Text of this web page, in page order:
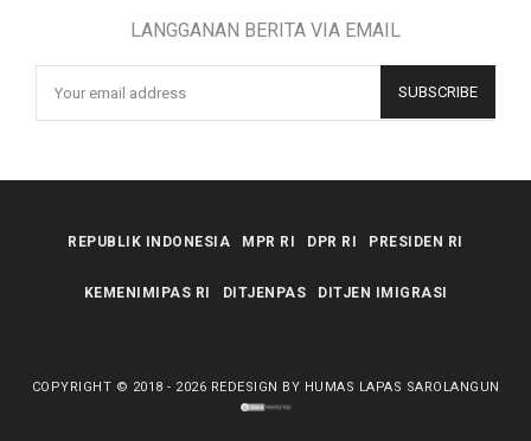
LANGGANAN BERITA VIA EMAIL
REPUBLIK INDONESIA MPR RI DPR RI PRESIDEN RI
KEMENIMIPAS RI DITJENPAS DITJEN IMIGRASI
COPYRIGHT © 2018 - 2026 REDESIGN BY HUMAS LAPAS SAROLANGUN